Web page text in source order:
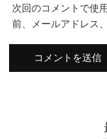
次回のコメントで使
前、メールアドレス